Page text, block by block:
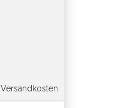
Versandkosten